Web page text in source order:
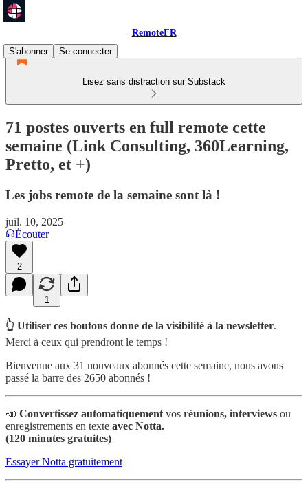
RemoteFR
S'abonner
Se connecter
Lisez sans distraction sur Substack
71 postes ouverts en full remote cette
semaine (Link Consulting, 360Learning,
Pretto, et +)
Les jobs remote de la semaine sont là !
juil. 10, 2025
Écouter
2
1
👆 Utiliser ces boutons donne de la visibilité à la newsletter.
Merci à ceux qui prendront le temps !
Bienvenue aux 31 nouveaux abonnés cette semaine, nous avons
passé la barre des 2650 abonnés !
📣 Convertissez automatiquement vos réunions, interviews ou
enregistrements en texte avec Notta.
(120 minutes gratuites)
Essayer Notta gratuitement